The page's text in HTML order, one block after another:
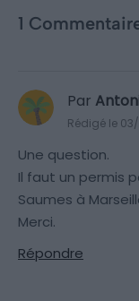
1
Par
Rédigé le
Une question.
Il faut un permis
Saumes à
Merci.
Répondre